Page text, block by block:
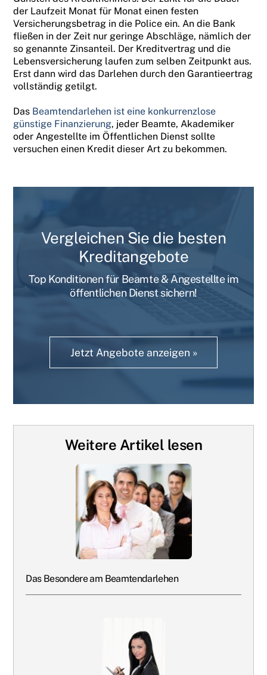
der Laufzeit Monat für Monat einen festen
Versicherungsbetrag in die Police ein. An die Bank
fließen in der Zeit nur geringe Abschläge, nämlich der
so genannte Zinsanteil. Der Kreditvertrag und die
Lebensversicherung laufen zum selben Zeitpunkt aus.
Erst dann wird das Darlehen durch den Garantieertrag
vollständig getilgt.
Das Beamtendarlehen ist eine konkurrenzlose
günstige Finanzierung, jeder Beamte, Akademiker
oder Angestellte im Öffentlichen Dienst sollte
versuchen einen Kredit dieser Art zu bekommen.
Vergleichen Sie die besten
Kreditangebote
Top Konditionen für Beamte & Angestellte im
öffentlichen Dienst sichern!
Jetzt Angebote anzeigen »
Weitere Artikel lesen
Das Besondere am Beamtendarlehen